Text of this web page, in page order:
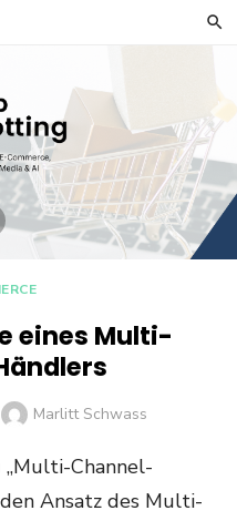
eines Multi-
Author
Marlitt Schwass
Channel-
Ansatz des Multi-